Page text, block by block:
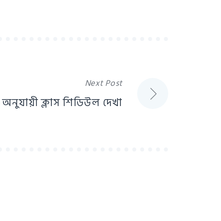
Next Post
অনুযায়ী ক্লাস শিডিউল দেখা